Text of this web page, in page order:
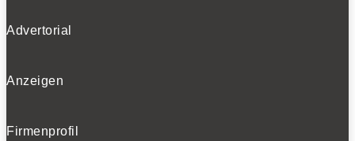
Advertorial
Anzeigen
Firmenprofil